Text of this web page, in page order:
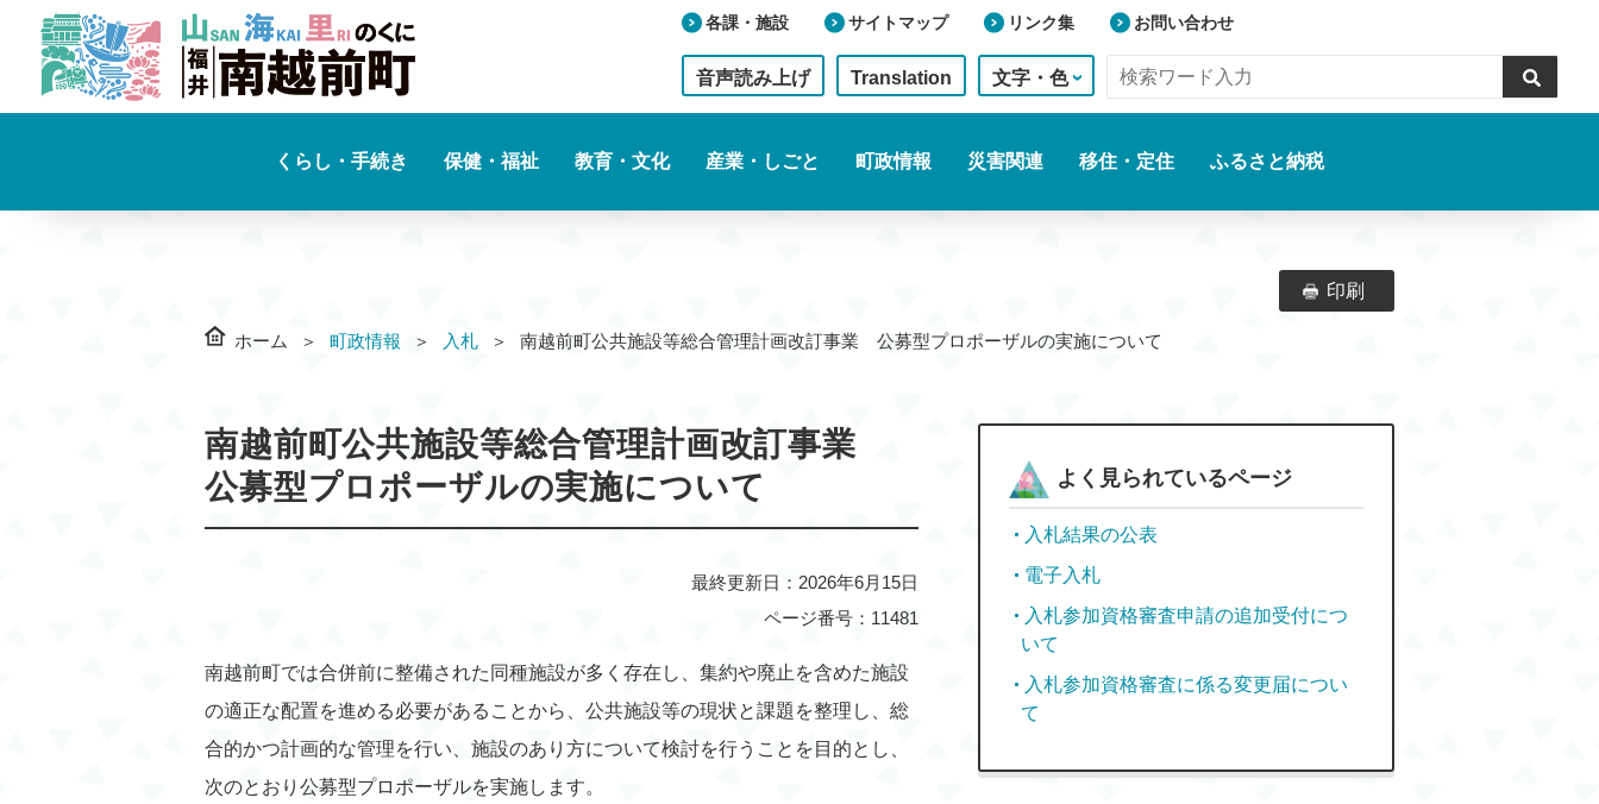
各課・施設 サイトマップ リンク集 お問い合わせ
音声読み上げ Translation 文字・色
くらし・手続き 保健・福祉 教育・文化 産業・しごと 町政情報 災害関連 移住・定住 ふるさと納税
ホーム 町政情報 入札 南越前町公共施設等総合管理計画改訂事業 公募型プロポーザルの実施について
印刷
南越前町公共施設等総合管理計画改訂事業
公募型プロポーザルの実施について
最終更新日：2026年6月15日
ページ番号：11481
南越前町では合併前に整備された同種施設が多く存在し、集約や廃止を含めた施設
の適正な配置を進める必要があることから、公共施設等の現状と課題を整理し、総
合的かつ計画的な管理を行い、施設のあり方について検討を行うことを目的とし、
次のとおり公募型プロポーザルを実施します。
よく見られているページ
入札結果の公表
電子入札
入札参加資格審査申請の追加受付につ
いて
入札参加資格審査に係る変更届につい
て